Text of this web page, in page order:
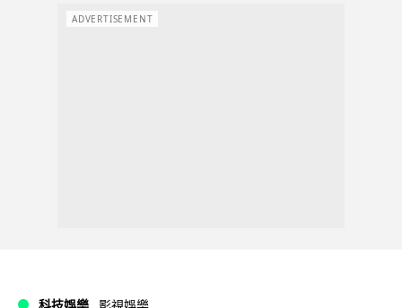
ADVERTISEMENT